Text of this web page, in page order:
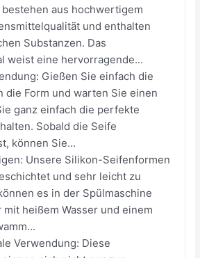
aus hochwertigem
und enthalten
Substanzen. Das
weist eine hervorragende...
Gießen Sie einfach die
die Form und warten Sie einen
ganz einfach die perfekte
Sobald die Seife
können Sie...
Unsere Silikon-Seifenformen
und sehr leicht zu
es in der Spülmaschine
heißem Wasser und einem
Verwendung: Diese